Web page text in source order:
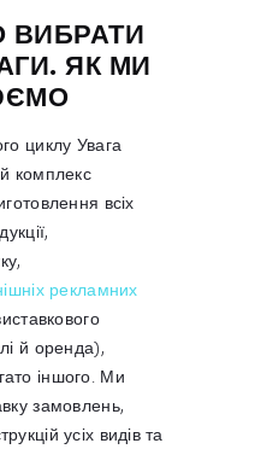
ВИБРАТИ
ЯК МИ
циклу Увага
комплекс
всіх
рекламних
й оренда),
іншого. Ми
замовлень,
усіх видів та